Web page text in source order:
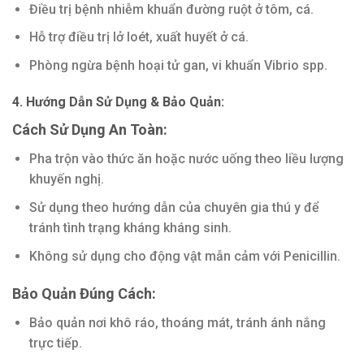
Điều trị bệnh nhiễm khuẩn đường ruột ở tôm, cá.
Hỗ trợ điều trị lở loét, xuất huyết ở cá.
Phòng ngừa bệnh hoại tử gan, vi khuẩn Vibrio spp.
4. Hướng Dẫn Sử Dụng & Bảo Quản:
Cách Sử Dụng An Toàn:
Pha trộn vào thức ăn hoặc nước uống theo liều lượng
khuyến nghị.
Sử dụng theo hướng dẫn của chuyên gia thú y để
tránh tình trạng kháng kháng sinh.
Không sử dụng cho động vật mẫn cảm với Penicillin.
Bảo Quản Đúng Cách:
Bảo quản nơi khô ráo, thoáng mát, tránh ánh nắng
trực tiếp.